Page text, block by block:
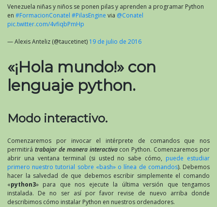
Venezuela niñas y niños se ponen pilas y aprenden a programar Python
en #FormacionConatel #PilasEngine via @Conatel
pic.twitter.com/4vfiqbPmHp
— Alexis Anteliz (@taucetinet) 19 de julio de 2016
«¡Hola mundo!» con
lenguaje python.
Modo interactivo.
Comenzaremos por invocar el intérprete de comandos que nos
permitirá trabajar de manera interactivacon Python. Comenzaremos por
abrir una ventana terminal (si usted no sabe cómo, puede estudiar
primero nuestro tutorial sobre «bash» o línea de comandos). Debemos
hacer la salvedad de que debemos escribir simplemente el comando
«python3» para que nos ejecute la última versión que tengamos
instalada. De no ser así por favor revise de nuevo arriba donde
describimos cómo instalar Python en nuestros ordenadores.